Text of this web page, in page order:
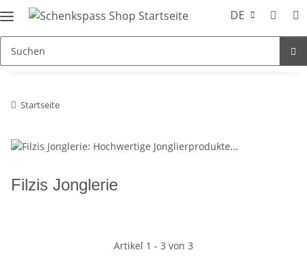
DE
Startseite
Filzis Jonglerie
Artikel 1 - 3 von 3